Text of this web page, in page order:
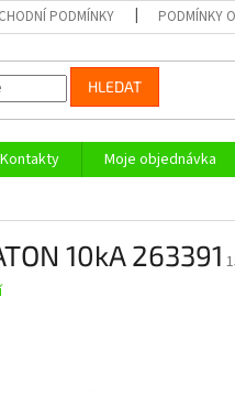
PODMÍNKY PODMÍNKY
HLEDAT
Kontakty Moje objednávka
10kA 263391